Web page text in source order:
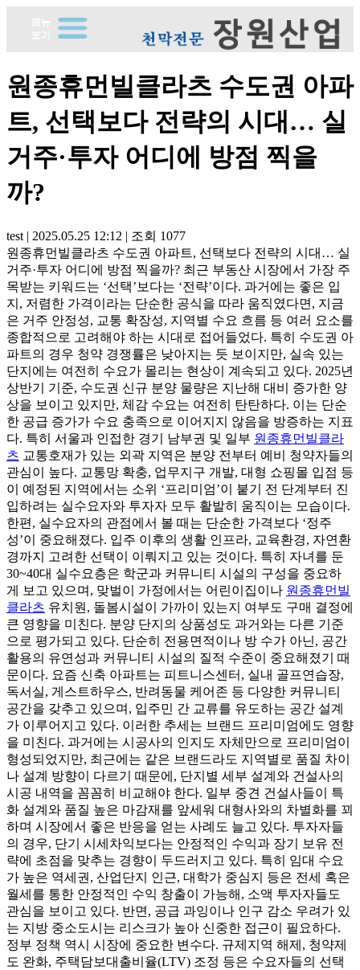
원종휴먼빌클라츠 수도권 아파
트, 선택보다 전략의 시대… 실
거주·투자 어디에 방점 찍을
까?
test | 2025.05.25 12:12 | 조회 1077
원종휴먼빌클라츠 수도권 아파트, 선택보다 전략의 시대… 실
거주·투자 어디에 방점 찍을까? 최근 부동산 시장에서 가장 주
목받는 키워드는 ‘선택’보다는 ‘전략’이다. 과거에는 좋은 입
지, 저렴한 가격이라는 단순한 공식을 따라 움직였다면, 지금
은 거주 안정성, 교통 확장성, 지역별 수요 흐름 등 여러 요소를
종합적으로 고려해야 하는 시대로 접어들었다. 특히 수도권 아
파트의 경우 청약 경쟁률은 낮아지는 듯 보이지만, 실속 있는
단지에는 여전히 수요가 몰리는 현상이 계속되고 있다. 2025년
상반기 기준, 수도권 신규 분양 물량은 지난해 대비 증가한 양
상을 보이고 있지만, 체감 수요는 여전히 탄탄하다. 이는 단순
한 공급 증가가 수요 충족으로 이어지지 않음을 방증하는 지표
다. 특히 서울과 인접한 경기 남부권 및 일부 원종휴먼빌클라
츠 교통호재가 있는 외곽 지역은 분양 전부터 예비 청약자들의
관심이 높다. 교통망 확충, 업무지구 개발, 대형 쇼핑몰 입점 등
이 예정된 지역에서는 소위 ‘프리미엄’이 붙기 전 단계부터 진
입하려는 실수요자와 투자자 모두 활발히 움직이는 모습이다.
한편, 실수요자의 관점에서 볼 때는 단순한 가격보다 ‘정주
성’이 중요해졌다. 입주 이후의 생활 인프라, 교육환경, 자연환
경까지 고려한 선택이 이뤄지고 있는 것이다. 특히 자녀를 둔
30~40대 실수요층은 학군과 커뮤니티 시설의 구성을 중요하
게 보고 있으며, 맞벌이 가정에서는 어린이집이나 원종휴먼빌
클라츠 유치원, 돌봄시설이 가까이 있는지 여부도 구매 결정에
큰 영향을 미친다. 분양 단지의 상품성도 과거와는 다른 기준
으로 평가되고 있다. 단순히 전용면적이나 방 수가 아닌, 공간
활용의 유연성과 커뮤니티 시설의 질적 수준이 중요해졌기 때
문이다. 요즘 신축 아파트는 피트니스센터, 실내 골프연습장,
독서실, 게스트하우스, 반려동물 케어존 등 다양한 커뮤니티
공간을 갖추고 있으며, 입주민 간 교류를 유도하는 공간 설계
가 이루어지고 있다. 이러한 추세는 브랜드 프리미엄에도 영향
을 미친다. 과거에는 시공사의 인지도 자체만으로 프리미엄이
형성되었지만, 최근에는 같은 브랜드라도 지역별로 품질 차이
나 설계 방향이 다르기 때문에, 단지별 세부 설계와 건설사의
시공 내역을 꼼꼼히 비교해야 한다. 일부 중견 건설사들이 특
화 설계와 품질 높은 마감재를 앞세워 대형사와의 차별화를 꾀
하며 시장에서 좋은 반응을 얻는 사례도 늘고 있다. 투자자들
의 경우, 단기 시세차익보다는 안정적인 수익과 장기 보유 전
략에 초점을 맞추는 경향이 두드러지고 있다. 특히 임대 수요
가 높은 역세권, 산업단지 인근, 대학가 중심지 등은 전세 혹은
월세를 통한 안정적인 수익 창출이 가능해, 소액 투자자들도
관심을 보이고 있다. 반면, 공급 과잉이나 인구 감소 우려가 있
는 지방 중소도시는 리스크가 높아 신중한 접근이 필요하다.
정부 정책 역시 시장에 중요한 변수다. 규제지역 해제, 청약제
도 완화, 주택담보대출비율(LTV) 조정 등은 수요자들의 선택